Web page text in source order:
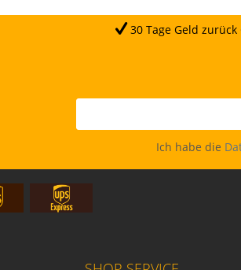
30 Tage Geld zurück
Ich habe die